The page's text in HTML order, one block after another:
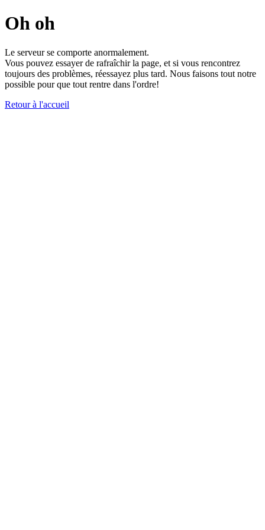
Oh oh
Le serveur se comporte anormalement.
Vous pouvez essayer de rafraîchir la page, et si vous rencontrez
toujours des problèmes, réessayez plus tard. Nous faisons tout notre
possible pour que tout rentre dans l'ordre!
Retour à l'accueil